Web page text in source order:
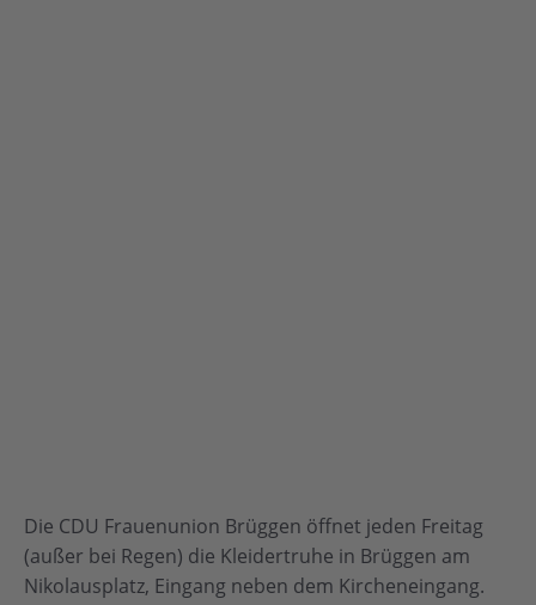
Die CDU Frauenunion Brüggen öffnet jeden Freitag
(außer bei Regen) die Kleidertruhe in Brüggen am
Nikolausplatz, Eingang neben dem Kircheneingang.